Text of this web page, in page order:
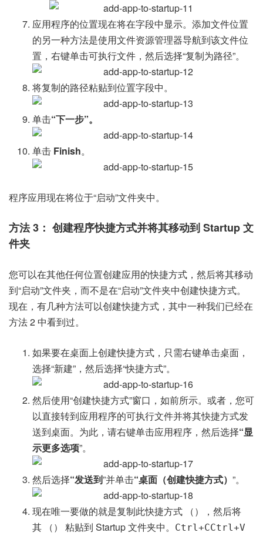
应用程序的位置现在将在字段中显示。添加文件位置
的另一种方法是使用文件资源管理器导航到该文件位
置，右键单击可执行文件，然后选择“复制为路径”。
将复制的路径粘贴到位置字段中。
单击“下一步”。
单击 Finish。
程序应用现在将位于“启动”文件夹中。
方法 3： 创建程序快捷方式并将其移动到 Startup 文
件夹
您可以在其他任何位置创建应用的快捷方式，然后将其移动
到“启动”文件夹，而不是在“启动”文件夹中创建快捷方式。
现在，有几种方法可以创建快捷方式，其中一种我们已经在
方法 2 中看到过。
如果要在桌面上创建快捷方式，只需右键单击桌面，
选择“新建”，然后选择“快捷方式”。
然后使用“创建快捷方式”窗口，如前所示。或者，您可
以直接转到应用程序的可执行文件并将其快捷方式发
送到桌面。为此，请右键单击应用程序，然后选择“显
示更多选项”。
然后选择“发送到”并单击“桌面（创建快捷方式） ”。
现在唯一要做的就是复制此快捷方式 （），然后将
其 （） 粘贴到 Startup 文件夹中。
Ctrl+CCtrl+V